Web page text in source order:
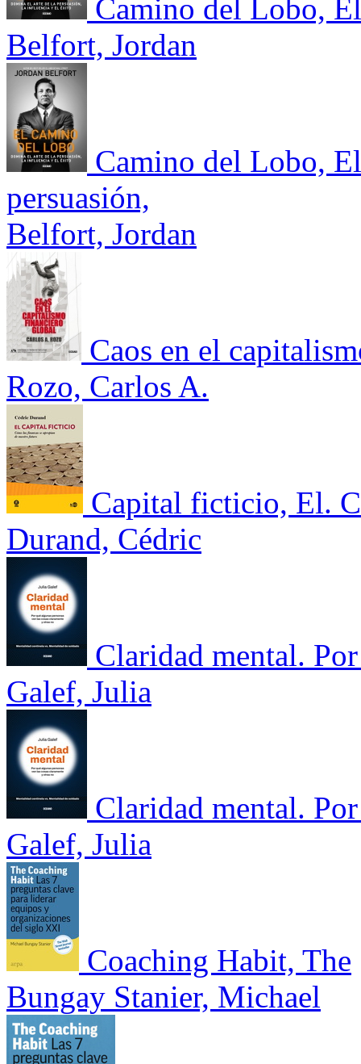
Camino del Lobo, El
Belfort, Jordan
Camino del Lobo,
persuasión,
Belfort, Jordan
Caos en el
Rozo, Carlos A.
Capital ficticio, El.
Durand, Cédric
Claridad mental.
Galef, Julia
Claridad mental.
Galef, Julia
Coaching Habit, The
Bungay Stanier, Michael